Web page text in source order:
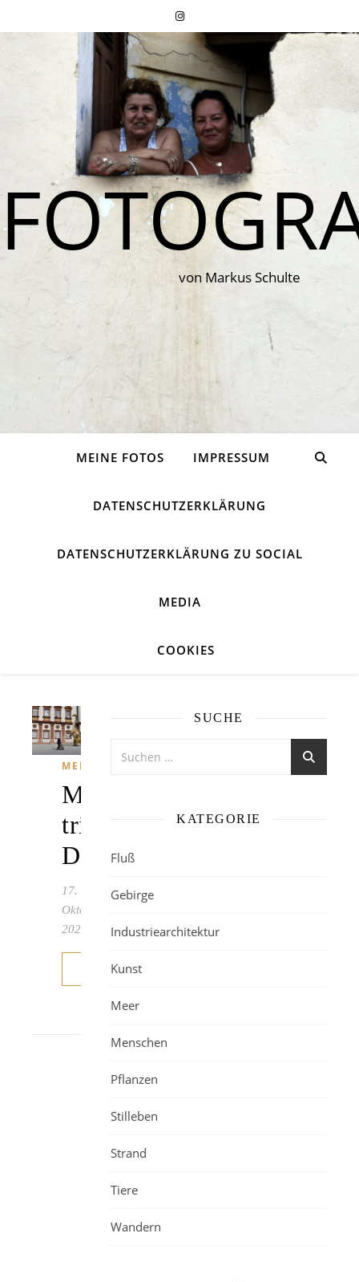
von Markus Schulte
MEINE FOTOS IMPRESSUM
DATENSCHUTZERKLÄRUNG
DATENSCHUTZERKLÄRUNG ZU SOCIAL
MEDIA
COOKIES
MENSCHEN
Mensch
trifft
Dinosaurier
17.
Oktober
2020
WEITERLESEN
SUCHE
KATEGORIE
Fluß
Gebirge
Industriearchitektur
Kunst
Meer
Menschen
Pflanzen
Stilleben
Strand
Tiere
Wandern